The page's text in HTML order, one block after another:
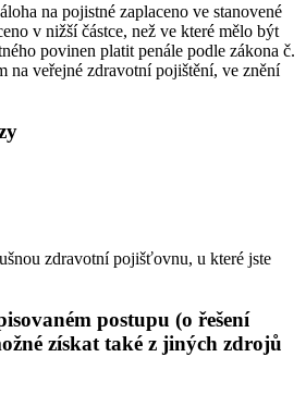
na pojistné zaplaceno ve stanovené
v nižší částce, než ve které mělo být
povinen platit penále podle zákona č.
na veřejné zdravotní pojištění, ve znění
zdravotní pojišťovnu, u které jste
postupu (o řešení
získat také z jiných zdrojů